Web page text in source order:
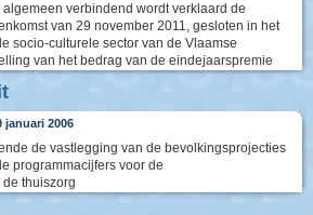
verbindend wordt verklaard de
van 29 november 2011, gesloten in het
socio-culturele sector van de Vlaamse
van het bedrag van de eindejaarspremie
januari 2006
de vastlegging van de bevolkingsprojecties
programmacijfers voor de
thuiszorg